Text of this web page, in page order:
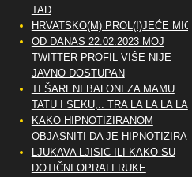
TAD
HRVATSKO(M) PROL(I)JEĆE MIG
OD DANAS 22.02.2023 MOJ
TWITTER PROFIL VIŠE NIJE
JAVNO DOSTUPAN
TI ŠARENI BALONI ZA MAMU
TATU I SEKU,.. TRA LA LA LA LA
KAKO HIPNOTIZIRANOM
OBJASNITI DA JE HIPNOTIZIRAN
LJUKAVA LJISIC ILI KAKO SU
DOTIČNI OPRALI RUKE